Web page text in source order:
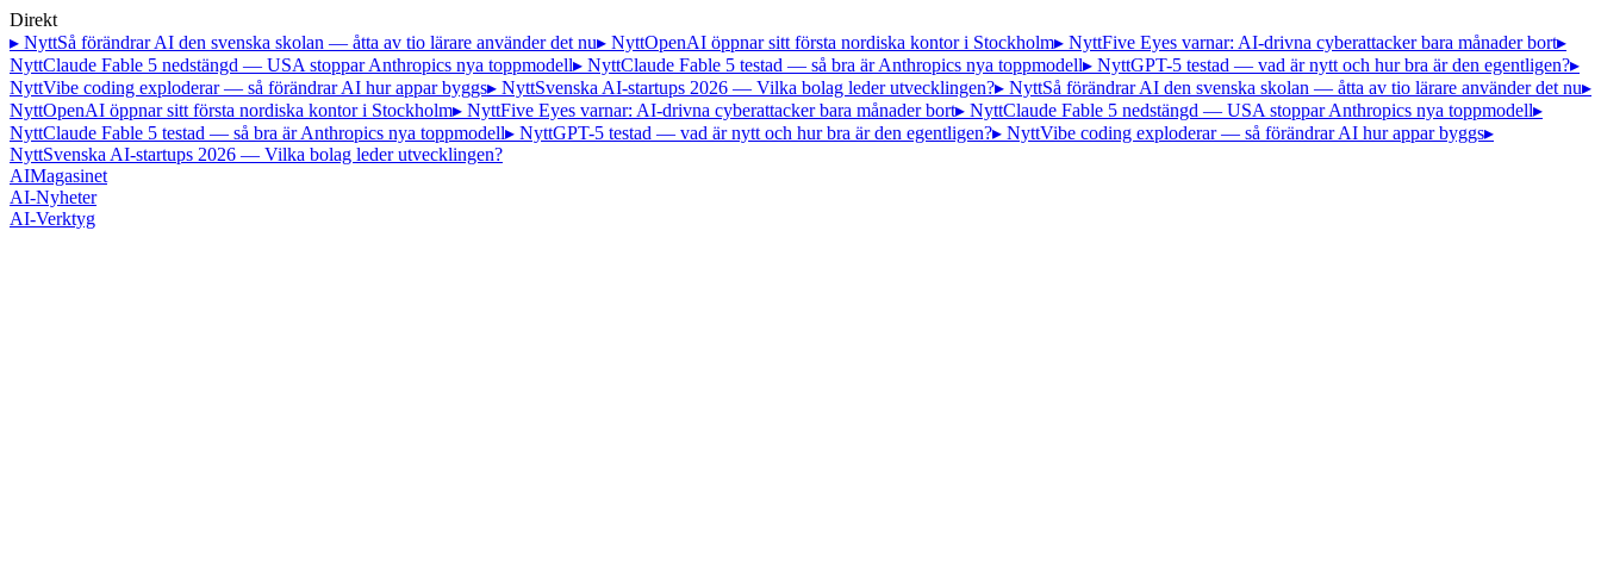
Direkt
▸ NyttSå förändrar AI den svenska skolan — åtta av tio lärare använder det nu▸ NyttOpenAI öppnar sitt första nordiska kontor i Stockholm▸ NyttFive Eyes varnar: AI-drivna cyberattacker bara månader bort▸
NyttClaude Fable 5 nedstängd — USA stoppar Anthropics nya toppmodell▸ NyttClaude Fable 5 testad — så bra är Anthropics nya toppmodell▸ NyttGPT-5 testad — vad är nytt och hur bra är den egentligen?▸
NyttVibe coding exploderar — så förändrar AI hur appar byggs▸ NyttSvenska AI-startups 2026 — Vilka bolag leder utvecklingen?▸ NyttSå förändrar AI den svenska skolan — åtta av tio lärare använder det nu▸
NyttOpenAI öppnar sitt första nordiska kontor i Stockholm▸ NyttFive Eyes varnar: AI-drivna cyberattacker bara månader bort▸ NyttClaude Fable 5 nedstängd — USA stoppar Anthropics nya toppmodell▸
NyttClaude Fable 5 testad — så bra är Anthropics nya toppmodell▸ NyttGPT-5 testad — vad är nytt och hur bra är den egentligen?▸ NyttVibe coding exploderar — så förändrar AI hur appar byggs▸
NyttSvenska AI-startups 2026 — Vilka bolag leder utvecklingen?
AIMagasinet
AI-Nyheter
AI-Verktyg